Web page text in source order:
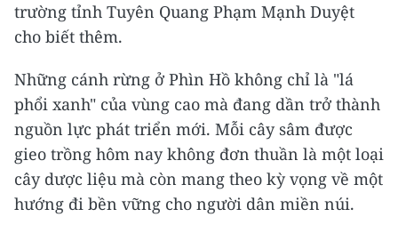
trường tỉnh Tuyên Quang Phạm Mạnh Duyệt
cho biết thêm.
Những cánh rừng ở Phìn Hồ không chỉ là "lá
phổi xanh" của vùng cao mà đang dần trở thành
nguồn lực phát triển mới. Mỗi cây sâm được
gieo trồng hôm nay không đơn thuần là một loại
cây dược liệu mà còn mang theo kỳ vọng về một
hướng đi bền vững cho người dân miền núi.